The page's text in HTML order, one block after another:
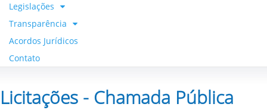
Legislações
Transparência
Acordos Jurídicos
Contato
Licitações - Chamada Pública